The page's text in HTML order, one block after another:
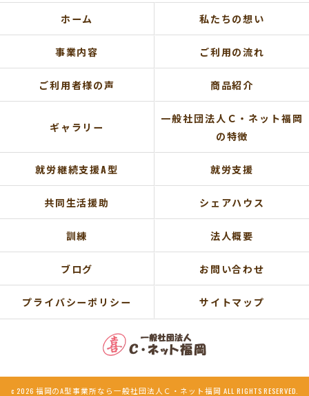
ホーム 私たちの想い
事業内容 ご利用の流れ
ご利用者様の声 商品紹介
ギャラリー
一般社団法人Ｃ・ネット福岡
の特徴
就労継続支援A型 就労支援
共同生活援助 シェアハウス
訓練 法人概要
ブログ お問い合わせ
プライバシーポリシー サイトマップ
c 2026 福岡のA型事業所なら一般社団法人Ｃ・ネット福岡 ALL RIGHTS RESERVED.